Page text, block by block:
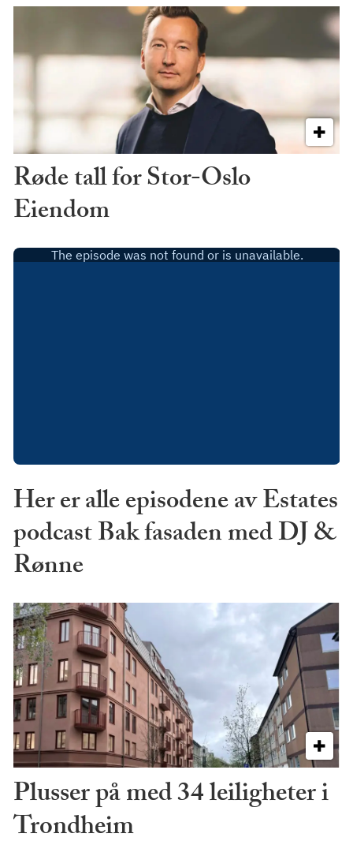
Røde tall for Stor-Oslo
Eiendom
Her er alle episodene av Estates
podcast Bak fasaden med DJ &
Rønne
Plusser på med 34 leiligheter i
Trondheim